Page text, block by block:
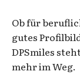
Ob für
gutes
DPSmiles
mehr im Weg.